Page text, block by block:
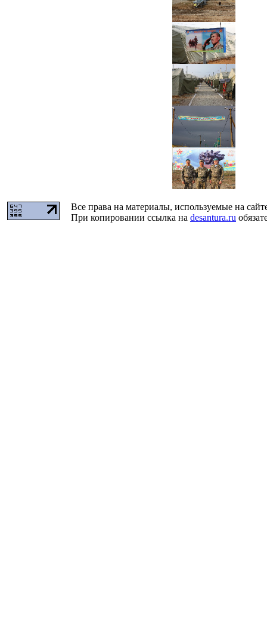
Все права на материалы, используемые на
При копировании ссылка на desantura.ru